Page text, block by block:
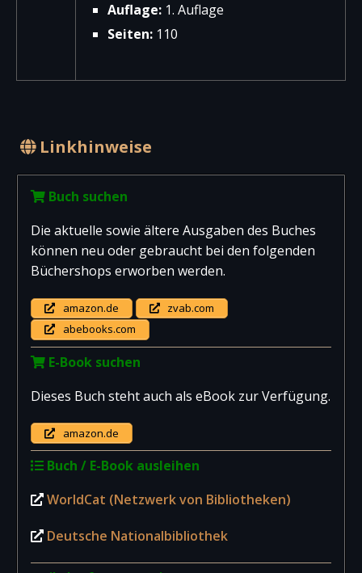
Auflage: 1. Auflage
Seiten: 110
Linkhinweise
Buch suchen
Die aktuelle sowie ältere Ausgaben des Buches
können neu oder gebraucht bei den folgenden
Büchershops erworben werden.
amazon.de
zvab.com
abebooks.com
E-Book suchen
Dieses Buch steht auch als eBook zur Verfügung.
amazon.de
Buch / E-Book ausleihen
WorldCat (Netzwerk von Bibliotheken)
Deutsche Nationalbibliothek